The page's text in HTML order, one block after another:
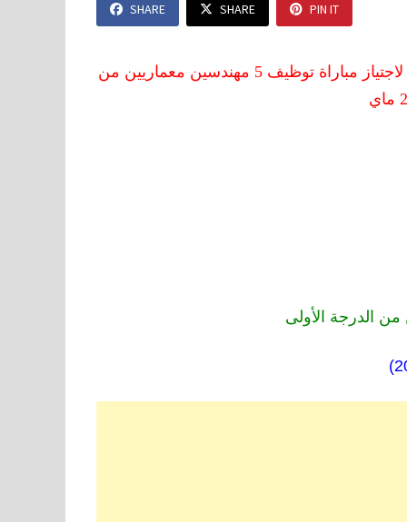
SHARE SHARE PIN IT
وزارة السكنى و التعمير و سياسة المدينة: المرشحين المقبولين لاجتياز مباراة توظيف 5 مهندسين معماريين من
الدرجة الأولى